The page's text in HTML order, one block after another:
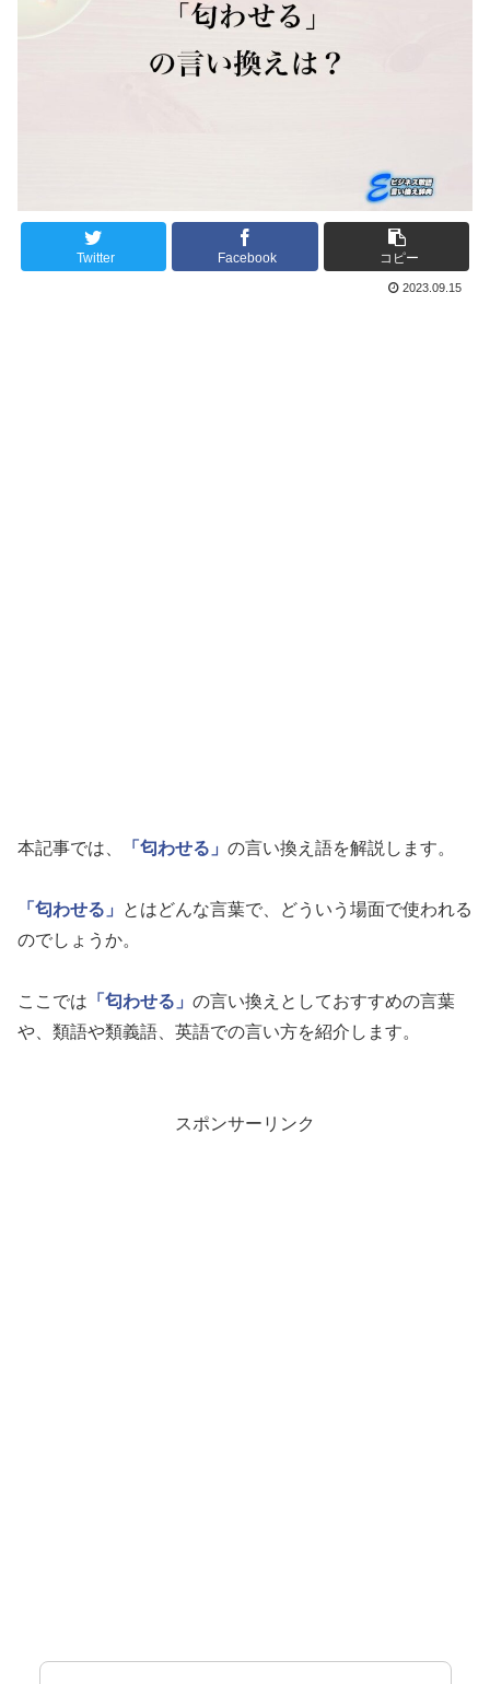
Twitter Facebook コピー
2023.09.15
本記事では、 「匂わせる」 の言い換え語を解説します。
「匂わせる」
とはどんな言葉で、どういう場面で使われる
のでしょうか。
ここでは 「匂わせる」 の言い換えとしておすすめの言葉
や、類語や類義語、英語での言い方を紹介します。
スポンサーリンク